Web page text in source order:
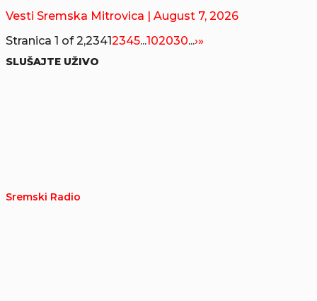
Vesti Sremska Mitrovica
| August 7, 2026
Stranica 1 of 2,23412345...102030...›»
SLUŠAJTE UŽIVO
Sremski Radio